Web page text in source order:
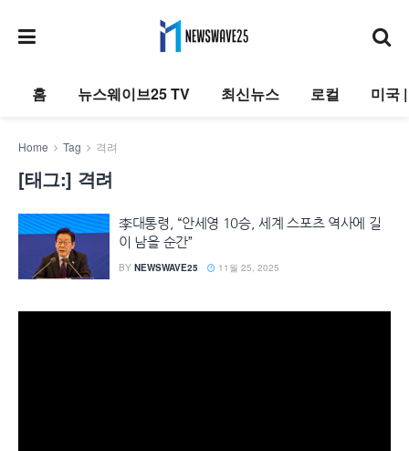
홈 뉴스웨이브25 TV 최신뉴스 로컬 미국
Home Tag 격려
[태그:] 격려
李대통령, “안세영 10승, 세계 스포츠 역사에 길
이 남을 순간”
BY NEWSWAVE25 11월 25, 2025